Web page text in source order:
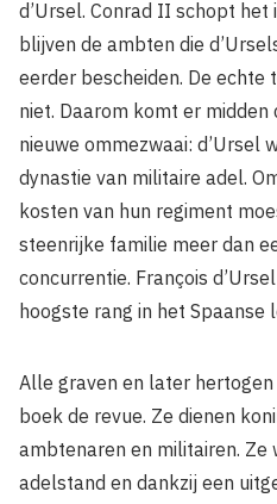
d’Ursel. Conrad II schopt
blijven de ambten die
eerder bescheiden. De echte
niet. Daarom komt er midden
nieuwe ommezwaai: d’Ursel
dynastie van militaire adel.
kosten van hun regiment
steenrijke familie meer dan
concurrentie. François
hoogste rang in het Spaanse
Alle graven en later hertogen
boek de revue. Ze dienen
ambtenaren en militairen. Ze
adelstand en dankzij een